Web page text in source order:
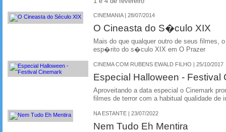
CINEMANIA | 28/07/2014
O Cineasta do S�culo XIX
Mais do que qualquer outro de seus
esp�rito do s�culo XIX em O Prazer
CINEMA COM RUBENS EWALD FILHO | 25/10/2017
Especial Halloween - Festival
Aproveitando a data especial o Cinemark
filmes de terror com a habitual qualidade de
NA ESTANTE | 23/07/2022
Nem Tudo Eh Mentira